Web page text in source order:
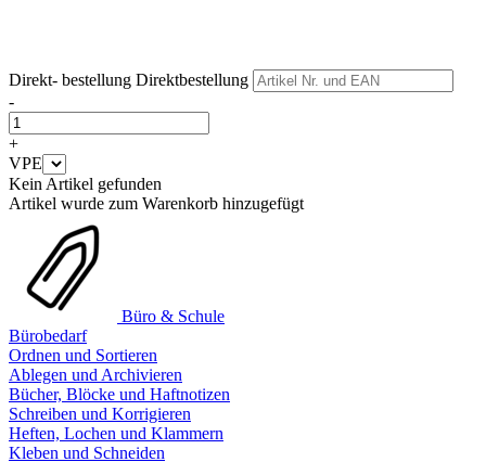
Direkt- bestellung Direktbestellung
-
+
VPE
Kein Artikel gefunden
Artikel wurde zum Warenkorb hinzugefügt
Büro & Schule
Bürobedarf
Ordnen und Sortieren
Ablegen und Archivieren
Bücher, Blöcke und Haftnotizen
Schreiben und Korrigieren
Heften, Lochen und Klammern
Kleben und Schneiden